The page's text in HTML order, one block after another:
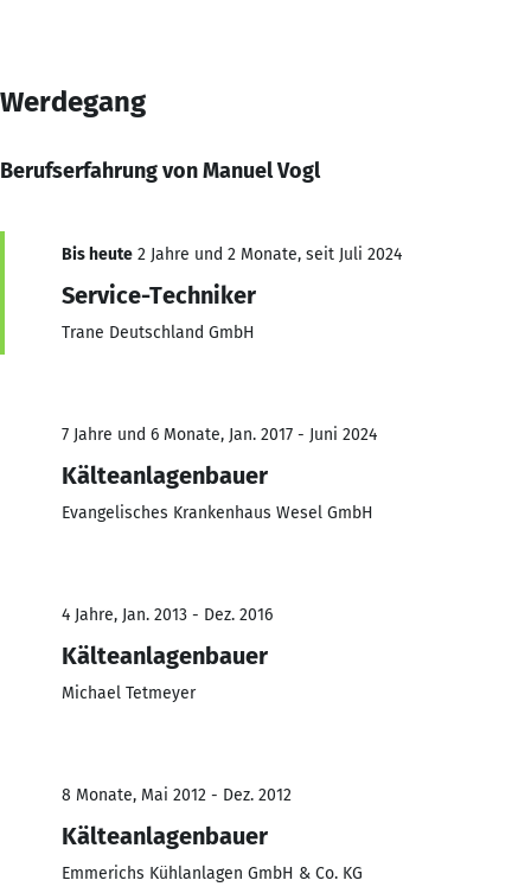
Werdegang
Berufserfahrung von Manuel Vogl
Bis heute 2 Jahre und 2 Monate, seit Juli 2024
Service-Techniker
Trane Deutschland GmbH
7 Jahre und 6 Monate, Jan. 2017 - Juni 2024
Kälteanlagenbauer
Evangelisches Krankenhaus Wesel GmbH
4 Jahre, Jan. 2013 - Dez. 2016
Kälteanlagenbauer
Michael Tetmeyer
8 Monate, Mai 2012 - Dez. 2012
Kälteanlagenbauer
Emmerichs Kühlanlagen GmbH & Co. KG